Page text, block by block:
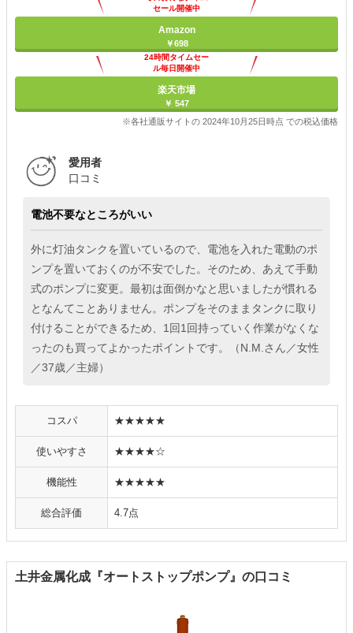
セール開催中
Amazon
￥698
24時間タイムセー
ル毎日開催中
楽天市場
￥ 547
※各社通販サイトの 2024年10月25日時点 での税込価格
愛用者
口コミ
電池不要なところがいい
外に灯油タンクを置いているので、電池を入れた電動のポ
ンプを置いておくのが不安でした。そのため、あえて手動
式のポンプに変更。最初は面倒かなと思いましたが慣れる
となんてことありません。ポンプをそのままタンクに取り
付けることができるため、1回1回持っていく作業がなくな
ったのも買ってよかったポイントです。（N.M.さん／女性
／37歳／主婦）
コスパ ★★★★★
使いやすさ ★★★★☆
機能性 ★★★★★
総合評価 4.7点
土井金属化成『オートストップポンプ』の口コミ